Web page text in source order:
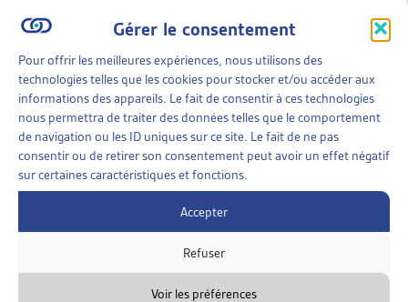
Gérer le consentement
Pour offrir les meilleures expériences, nous utilisons des
technologies telles que les cookies pour stocker et/ou accéder aux
informations des appareils. Le fait de consentir à ces technologies
nous permettra de traiter des données telles que le comportement
de navigation ou les ID uniques sur ce site. Le fait de ne pas
consentir ou de retirer son consentement peut avoir un effet négatif
sur certaines caractéristiques et fonctions.
Accepter
Refuser
Voir les préférences
Vaud
AIDE SOCIALE»RAPPORTS SOCIAUX CANTONAUX
VAUD
STRATÉGIE CANTONALE DE LUTTE CONTRE LA
PAUVRETÉ
Canton de Vaud, conférence de presse, avril 2010